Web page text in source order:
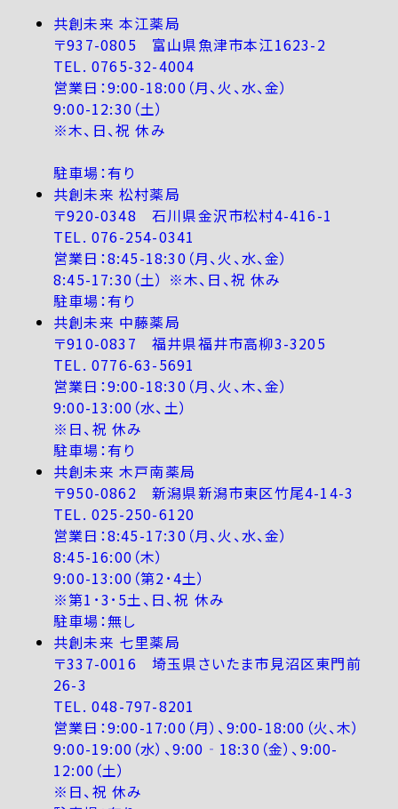
共創未来 本江薬局
〒937-0805 富山県魚津市本江1623-2
TEL. 0765-32-4004
営業日：9:00-18:00（月、火、水、金）
9:00-12:30（土）
※木、日、祝 休み
駐車場：有り
共創未来 松村薬局
〒920-0348 石川県金沢市松村4-416-1
TEL. 076-254-0341
営業日：8:45-18:30（月、火、水、金）
8:45-17:30（土） ※木、日、祝 休み
駐車場：有り
共創未来 中藤薬局
〒910-0837 福井県福井市高柳3-3205
TEL. 0776-63-5691
営業日：9:00-18:30（月、火、木、金）
9:00-13:00（水、土）
※日、祝 休み
駐車場：有り
共創未来 木戸南薬局
〒950-0862 新潟県新潟市東区竹尾4-14-3
TEL. 025-250-6120
営業日：8:45-17:30（月、火、水、金）
8:45-16:00（木）
9:00-13:00（第2･4土）
※第1･3･5土、日、祝 休み
駐車場：無し
共創未来 七里薬局
〒337-0016 埼玉県さいたま市見沼区東門前
26-3
TEL. 048-797-8201
営業日：9:00-17:00（月）、9:00-18:00（火、木）
9:00-19:00（水）、9:00‐18:30（金）、9:00-
12:00（土）
※日、祝 休み